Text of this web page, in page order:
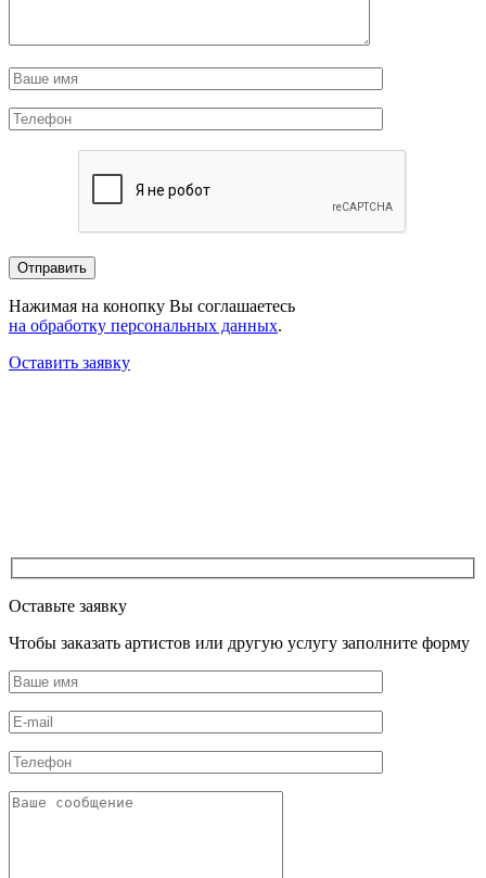
Нажимая на конопку Вы соглашаетесь
на обработку персональных данных.
Оставить заявку
Оставьте заявку
Чтобы заказать артистов или другую услугу заполните форму